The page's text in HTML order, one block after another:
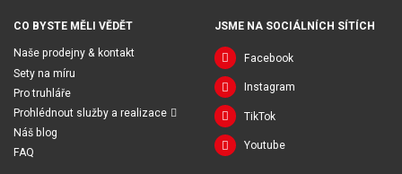
CO BYSTE MĚLI VĚDĚT
Naše prodejny & kontakt
Sety na míru
Pro truhláře
Prohlédnout služby a realizace
Náš blog
FAQ
JSME NA SOCIÁLNÍCH SÍTÍCH
Facebook
Instagram
TikTok
Youtube